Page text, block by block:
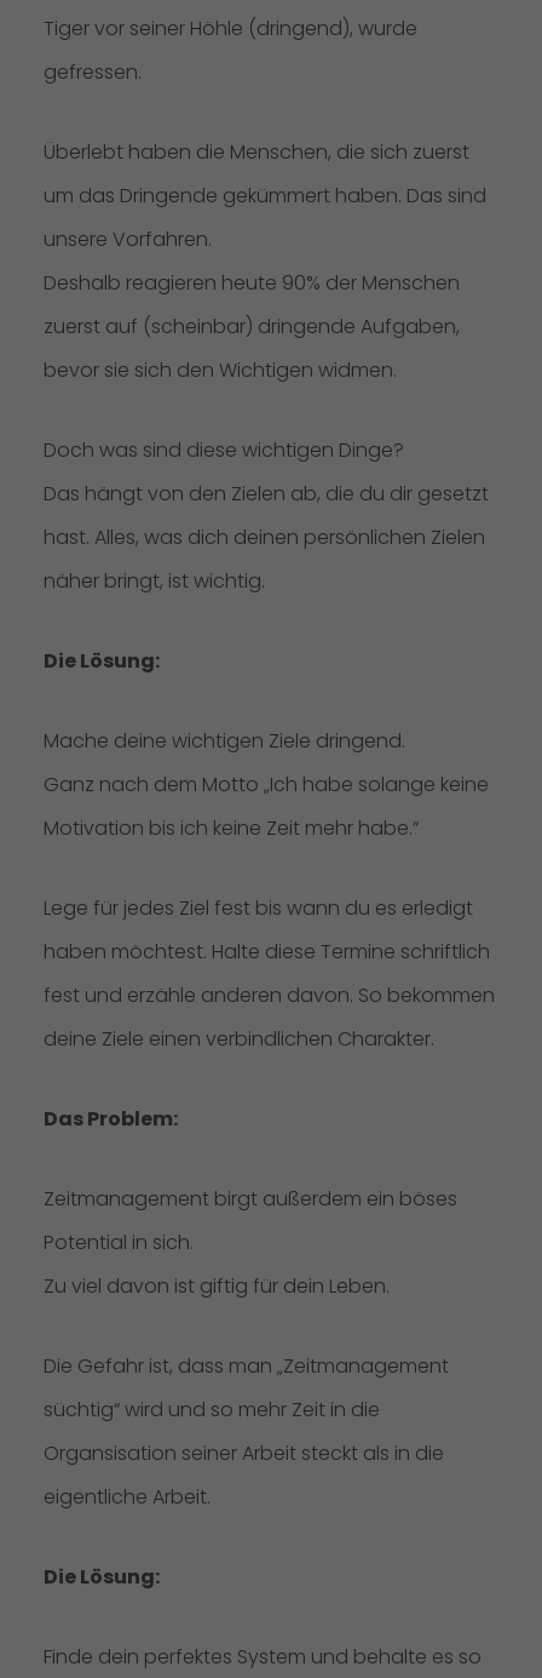
Tiger vor seiner Höhle (dringend), wurde
gefressen.
Überlebt haben die Menschen, die sich zuerst
um das Dringende gekümmert haben. Das sind
unsere Vorfahren.
Deshalb reagieren heute 90% der Menschen
zuerst auf (scheinbar) dringende Aufgaben,
bevor sie sich den Wichtigen widmen.
Doch was sind diese wichtigen Dinge?
Das hängt von den Zielen ab, die du dir gesetzt
hast. Alles, was dich deinen persönlichen Zielen
näher bringt, ist wichtig.
Die Lösung:
Mache deine wichtigen Ziele dringend.
Ganz nach dem Motto „Ich habe solange keine
Motivation bis ich keine Zeit mehr habe.“
Lege für jedes Ziel fest bis wann du es erledigt
haben möchtest. Halte diese Termine schriftlich
fest und erzähle anderen davon. So bekommen
deine Ziele einen verbindlichen Charakter.
Das Problem:
Zeitmanagement birgt außerdem ein böses
Potential in sich.
Zu viel davon ist giftig für dein Leben.
Die Gefahr ist, dass man „Zeitmanagement
süchtig“ wird und so mehr Zeit in die
Organsisation seiner Arbeit steckt als in die
eigentliche Arbeit.
Die Lösung:
Finde dein perfektes System und behalte es so